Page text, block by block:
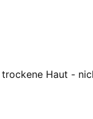
trockene Haut -